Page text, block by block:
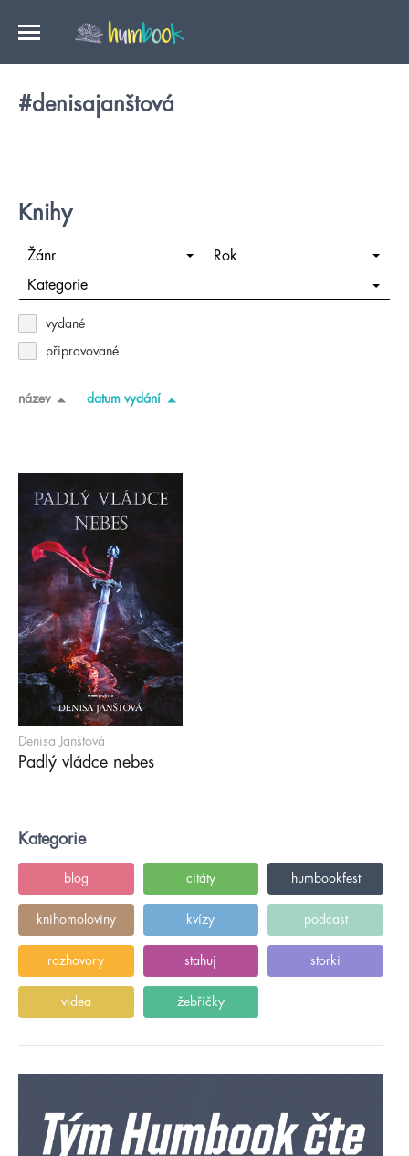
#denisajanštová
Knihy
Žánr Rok
Kategorie
vydané
připravované
název datum vydání
Denisa Janštová
Padlý vládce nebes
Kategorie
blog citáty humbookfest
knihomoloviny kvízy podcast
rozhovory stahuj storki
videa žebříčky